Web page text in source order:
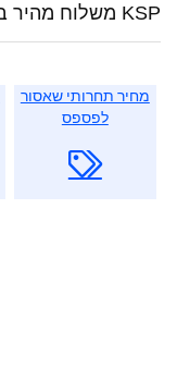
KSP משלוח מהיר בישראל
מחיר תחרותי שאסור
לפספס